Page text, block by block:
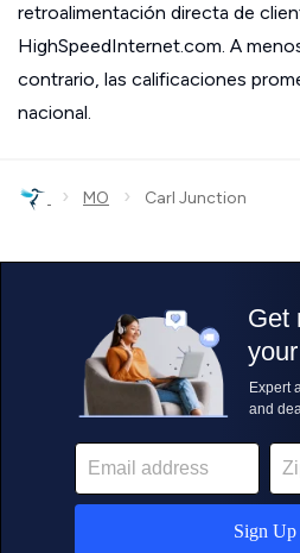
retroalimentación directa de
HighSpeedInternet.com. A
contrario, las calificaciones
nacional.
› MO › Carl Junction